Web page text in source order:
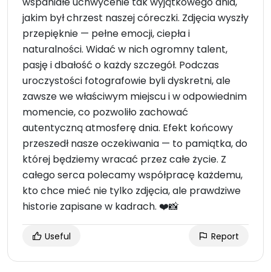
jakim był chrzest naszej córeczki. Zdjęcia wyszły
przepięknie — pełne emocji, ciepła i
naturalności. Widać w nich ogromny talent,
pasję i dbałość o każdy szczegół. Podczas
uroczystości fotografowie byli dyskretni, ale
zawsze we właściwym miejscu i w odpowiednim
momencie, co pozwoliło zachować
autentyczną atmosferę dnia. Efekt końcowy
przeszedł nasze oczekiwania — to pamiątka, do
której będziemy wracać przez całe życie. Z
całego serca polecamy współpracę każdemu,
kto chce mieć nie tylko zdjęcia, ale prawdziwe
historie zapisane w kadrach. ❤️📸
Useful Report